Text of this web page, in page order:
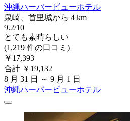
沖縄ハーバービューホテル
泉崎、首里城から 4 km
9.2/10
とても素晴らしい
(1,219 件の口コミ)
￥17,393
合計 ￥19,132
8 月 31 日 ～ 9 月 1 日
沖縄ハーバービューホテル